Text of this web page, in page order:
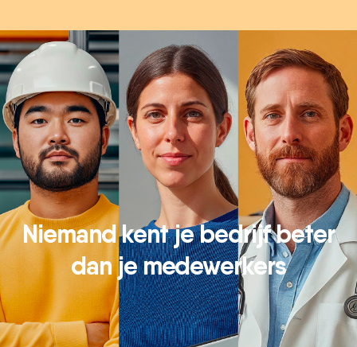
Niemand kent je bedrijf beter
dan je medewerkers